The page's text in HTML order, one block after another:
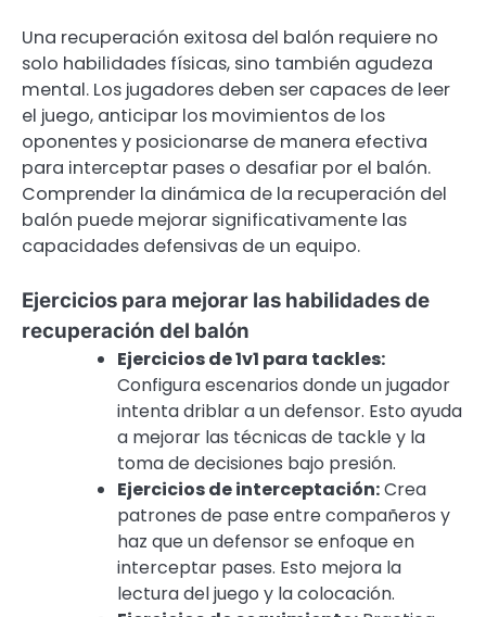
Una recuperación exitosa del balón requiere no
solo habilidades físicas, sino también agudeza
mental. Los jugadores deben ser capaces de leer
el juego, anticipar los movimientos de los
oponentes y posicionarse de manera efectiva
para interceptar pases o desafiar por el balón.
Comprender la dinámica de la recuperación del
balón puede mejorar significativamente las
capacidades defensivas de un equipo.
Ejercicios para mejorar las habilidades de
recuperación del balón
Ejercicios de 1v1 para tackles:
Configura escenarios donde un jugador
intenta driblar a un defensor. Esto ayuda
a mejorar las técnicas de tackle y la
toma de decisiones bajo presión.
Ejercicios de interceptación:Crea
patrones de pase entre compañeros y
haz que un defensor se enfoque en
interceptar pases. Esto mejora la
lectura del juego y la colocación.